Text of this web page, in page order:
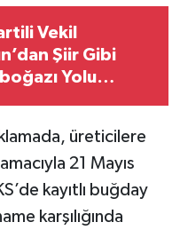
Vekil
Şiir Gibi
Yolu
üreticilere
21 Mayıs
kayıtlı buğday
karşılığında